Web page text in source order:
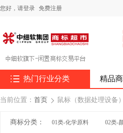
您好， 请登录 免费注册
 热门行业分类 精品
当前位置： 首页  鼠标（数据处理设备）
商标分类： 01类-化学原料 02类-